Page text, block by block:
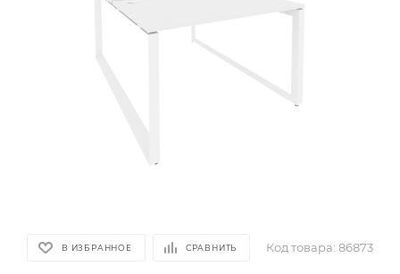
В ИЗБРАННОЕ СРАВНИТЬ Код товара: 86873